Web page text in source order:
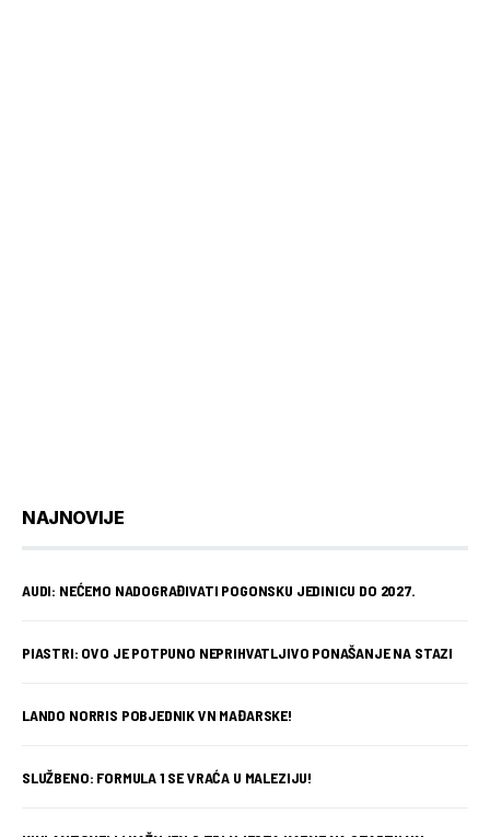
NAJNOVIJE
AUDI: NEĆEMO NADOGRAĐIVATI POGONSKU JEDINICU DO 2027.
PIASTRI: OVO JE POTPUNO NEPRIHVATLJIVO PONAŠANJE NA STAZI
LANDO NORRIS POBJEDNIK VN MAĐARSKE!
SLUŽBENO: FORMULA 1 SE VRAĆA U MALEZIJU!